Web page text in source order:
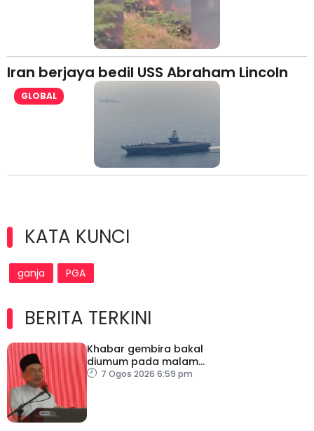
Iran berjaya bedil USS Abraham Lincoln
GLOBAL
KATA KUNCI
ganja PGA
BERITA TERKINI
Khabar gembira bakal
diumum pada malam
ambang merdeka
7 Ogos 2026 6:59 pm